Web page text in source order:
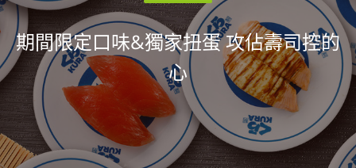
期間限定口味&獨家扭蛋 攻佔壽司控的
心